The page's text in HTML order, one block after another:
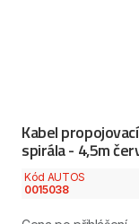
Kabel
spirála - 4,5m
Kód AUTOS
0015038